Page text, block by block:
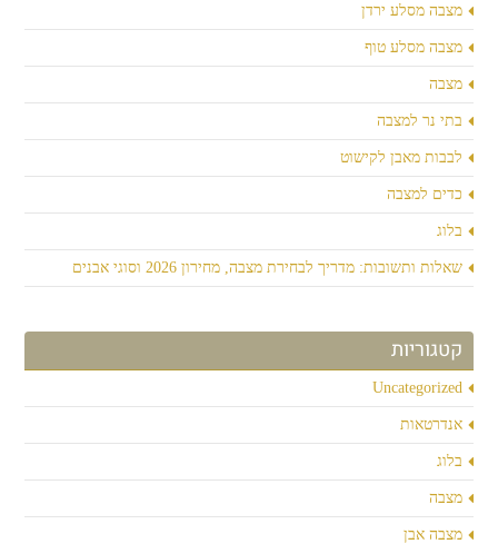
מצבה מסלע ירדן
מצבה מסלע טוף
מצבה
בתי נר למצבה
לבבות מאבן לקישוט
כדים למצבה
בלוג
שאלות ותשובות: מדריך לבחירת מצבה, מחירון 2026 וסוגי אבנים
קטגוריות
Uncategorized
אנדרטאות
בלוג
מצבה
מצבה אבן